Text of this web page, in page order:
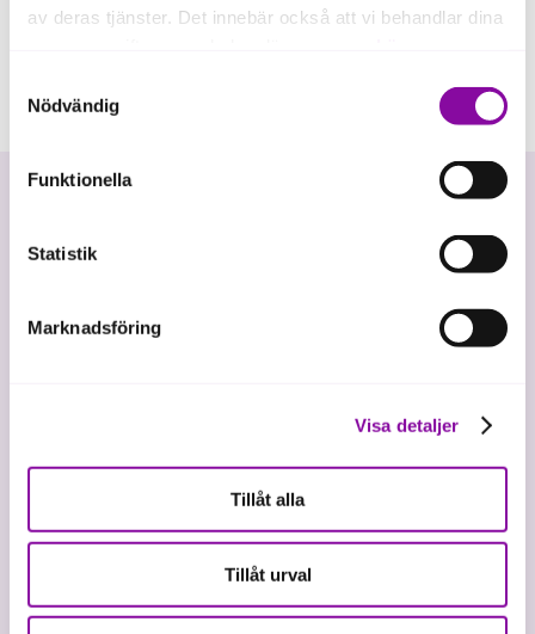
av deras tjänster. Det innebär också att vi behandlar dina
Om du klickar på avvisa kommer användning av kakor
eller delning av information enligt ovan, inte att ske,
förutom för kakor som är nödvändiga för att hemsidan
ska fungera se mer under inställningar.
Nödvändig
Funktionella
Statistik
Marknadsföring
Visa detaljer
Tillåt alla
Tillåt urval
Våra tjänster
Riskkapital
Affärsutveckling